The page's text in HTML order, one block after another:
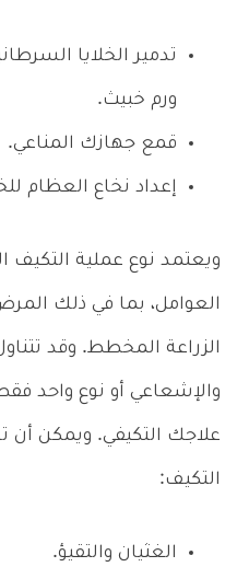
تدمير الخلايا
ورم خبيث.
قمع جهازك المناعي.
إعداد نخاع العظام
ويعتمد نوع عملية التكيف
العوامل، بما في ذلك
الزراعة المخطط. وقد
والإشعاعي أو نوع واحد
علاجك التكيفي. ويمكن أن
التكيف:
الغثيان والتقيؤ.